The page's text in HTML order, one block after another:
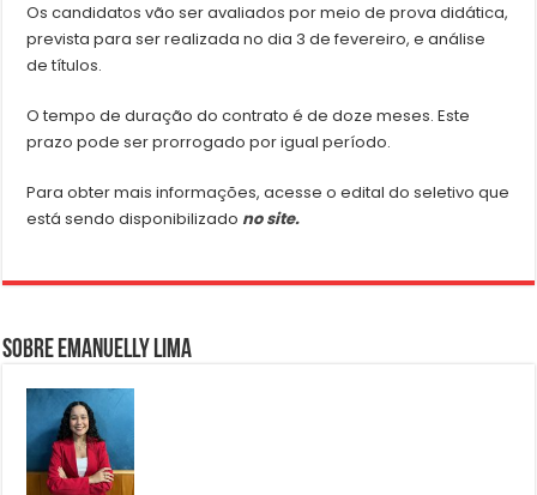
Os candidatos vão ser avaliados por meio de prova didática,
prevista para ser realizada no dia 3 de fevereiro, e análise
de títulos.
O tempo de duração do contrato é de doze meses. Este
prazo pode ser prorrogado por igual período.
Para obter mais informações, acesse o edital do seletivo que
está sendo disponibilizado no site.
Sobre Emanuelly Lima